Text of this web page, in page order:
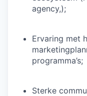
agency,);
Ervaring met
programma’s;
Sterke